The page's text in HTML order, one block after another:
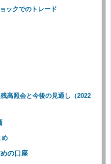
ックでのトレード
高照会と今後の見通し（2022
の口座